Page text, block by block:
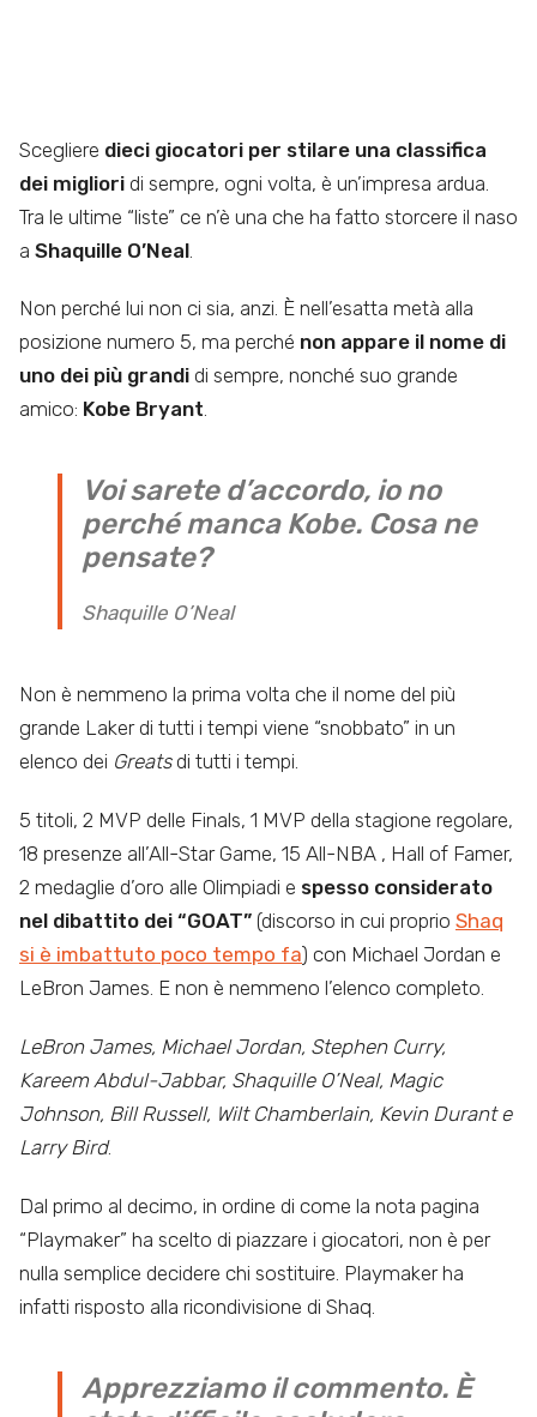
Scegliere dieci giocatori per stilare una classifica
dei migliori di sempre, ogni volta, è un’impresa ardua.
Tra le ultime “liste” ce n’è una che ha fatto storcere il naso
a Shaquille O’Neal
Non perché lui non ci sia, anzi. È nell’esatta metà alla
posizione numero 5, ma perché non appare il nome di
uno dei più grandi di sempre, nonché suo grande
amico: Kobe Bryant.
Voi sarete d’accordo, io no
perché manca Kobe. Cosa ne
pensate?
Shaquille O’Neal
Non è nemmeno la prima volta che il nome del più
grande Laker di tutti i tempi viene “snobbato” in un
elenco dei Greatsdi tutti i tempi.
5 titoli, 2 MVP delle Finals, 1 MVP della stagione regolare,
18 presenze all’All-Star Game, 15 All-NBA , Hall of Famer,
2 medaglie d’oro alle Olimpiadi e spesso considerato
nel dibattito dei “GOAT” (discorso in cui proprio Shaq
si è imbattuto poco tempo fa) con Michael Jordan e
LeBron James. E non è nemmeno l’elenco completo.
LeBron James, Michael Jordan, Stephen Curry,
Kareem Abdul-Jabbar, Shaquille O’Neal, Magic
Johnson, Bill Russell, Wilt Chamberlain, Kevin Durant e
Larry Bird.
Dal primo al decimo, in ordine di come la nota pagina
“Playmaker” ha scelto di piazzare i giocatori, non è per
nulla semplice decidere chi sostituire. Playmaker ha
infatti risposto alla ricondivisione di Shaq.
Apprezziamo il commento. È